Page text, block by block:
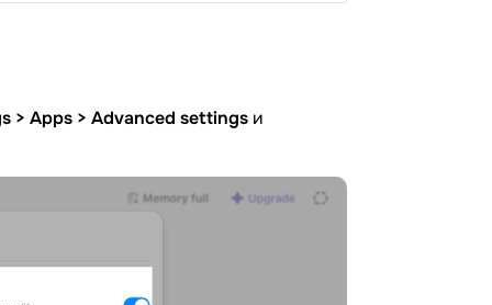
> Apps > Advanced settings и